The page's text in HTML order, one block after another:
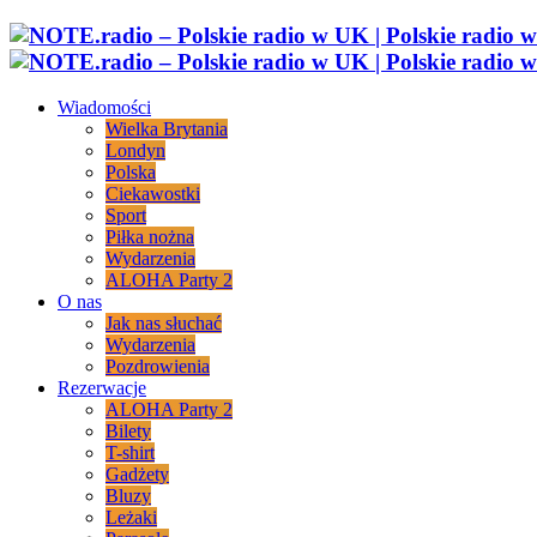
Wiadomości
Wielka Brytania
Londyn
Polska
Ciekawostki
Sport
Piłka nożna
Wydarzenia
ALOHA Party 2
O nas
Jak nas słuchać
Wydarzenia
Pozdrowienia
Rezerwacje
ALOHA Party 2
Bilety
T-shirt
Gadżety
Bluzy
Leżaki